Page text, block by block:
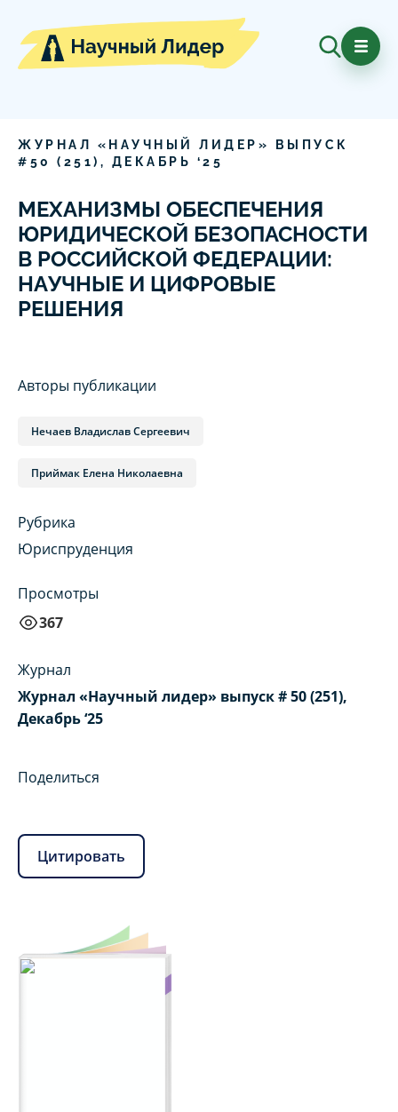
ЖУРНАЛ «НАУЧНЫЙ ЛИДЕР» ВЫПУСК
# 50 ( 251), ДЕКАБРЬ ‘25
МЕХАНИЗМЫ ОБЕСПЕЧЕНИЯ
ЮРИДИЧЕСКОЙ БЕЗОПАСНОСТИ
В РОССИЙСКОЙ ФЕДЕРАЦИИ:
НАУЧНЫЕ И ЦИФРОВЫЕ
РЕШЕНИЯ
Авторы публикации
Нечаев Владислав Сергеевич
Приймак Елена Николаевна
Рубрика
Юриспруденция
Просмотры
367
Журнал
Журнал «Научный лидер» выпуск # 50 (251),
Декабрь ‘25
Поделиться
Цитировать